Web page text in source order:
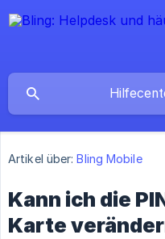
Artikel über: Bling Mobile
Kann ich die
Karte